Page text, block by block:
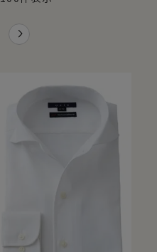
ケア加工！
したシャツ